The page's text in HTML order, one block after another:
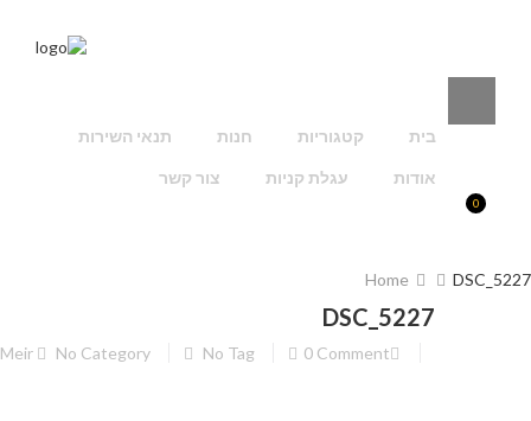
בית קטגוריות חנות תנאי השירות
אודות עגלת קניות צור קשר
0
Home DSC_5227
DSC_5227
Meir No Category No Tag 0 Comment